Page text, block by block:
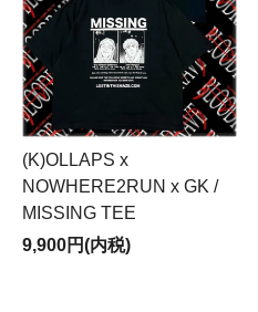
(K)OLLAPS x
NOWHERE2RUN x GK /
MISSING TEE
9,900円(内税)